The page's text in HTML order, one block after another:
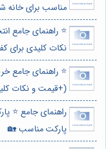
مناسب برای خانه
⭐️ راهنمای جامع
نکات کلیدی برای
⭐️ راهنمای جامع
(+قیمت و نکات
پارکت مناسب 🏡